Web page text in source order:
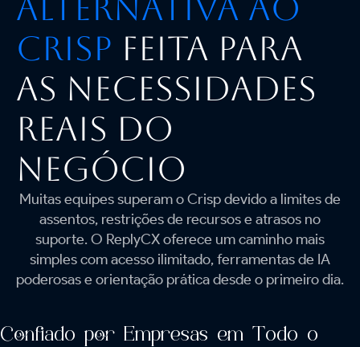
Alternativa ao
Crisp Feita para
as Necessidades
Reais do
Negócio
Muitas equipes superam o Crisp devido a limites de
assentos, restrições de recursos e atrasos no
suporte. O ReplyCX oferece um caminho mais
simples com acesso ilimitado, ferramentas de IA
poderosas e orientação prática desde o primeiro dia.
Confiado por Empresas em Todo o